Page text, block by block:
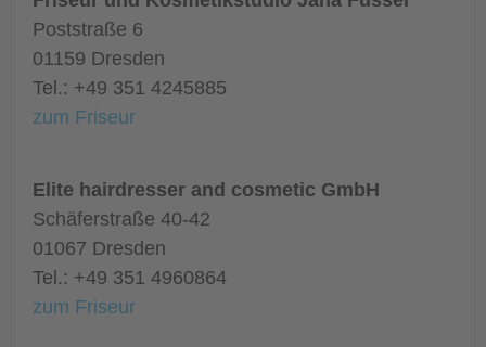
Poststraße 6
01159 Dresden
Tel.: +49 351 4245885
zum Friseur
Elite hairdresser and cosmetic GmbH
Schäferstraße 40-42
01067 Dresden
Tel.: +49 351 4960864
zum Friseur